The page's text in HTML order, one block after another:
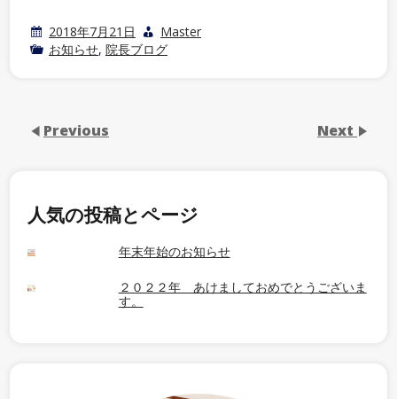
2018年7月21日
Master
お知らせ, 院長ブログ
Previous Next
人気の投稿とページ
年末年始のお知らせ
２０２２年 あけましておめでとうございま
す。